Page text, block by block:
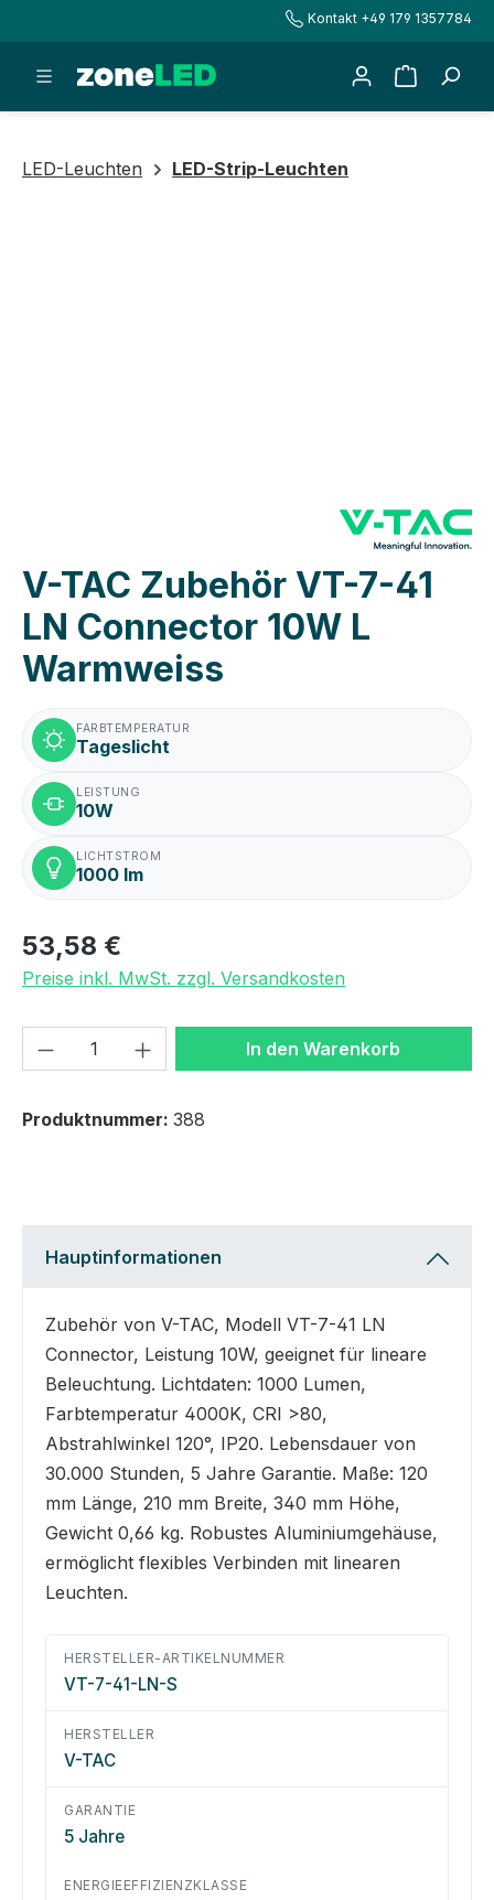
Kontakt +49 179 1357784
LED-Leuchten LED-Strip-Leuchten
V-TAC Zubehör VT-7-41
LN Connector 10W L
Warmweiss
FARBTEMPERATUR
Tageslicht
LEISTUNG
10W
LICHTSTROM
1000 lm
53,58 €
Preise inkl. MwSt. zzgl. Versandkosten
Produkt Anzahl: Gib denIn den Warenkorb
Produktnummer: 388
Hauptinformationen
Zubehör von V-TAC, Modell VT-7-41 LN
Connector, Leistung 10W, geeignet für lineare
Beleuchtung. Lichtdaten: 1000 Lumen,
Farbtemperatur 4000K, CRI >80,
Abstrahlwinkel 120°, IP20. Lebensdauer von
30.000 Stunden, 5 Jahre Garantie. Maße: 120
mm Länge, 210 mm Breite, 340 mm Höhe,
Gewicht 0,66 kg. Robustes Aluminiumgehäuse,
ermöglicht flexibles Verbinden mit linearen
Leuchten.
HERSTELLER-ARTIKELNUMMER
VT-7-41-LN-S
HERSTELLER
V-TAC
GARANTIE
5 Jahre
ENERGIEEFFIZIENZKLASSE